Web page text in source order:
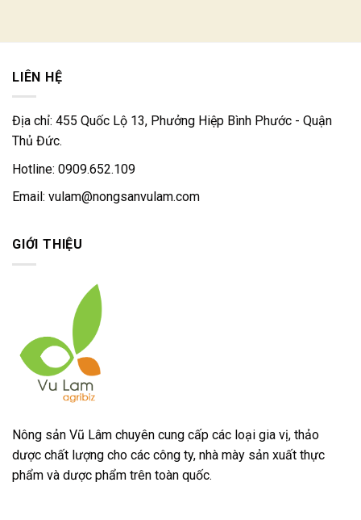
LIÊN HỆ
Địa chỉ: 455 Quốc Lộ 13, Phưởng Hiệp Bình Phước - Quận
Thủ Đức.
Hotline: 0909.652.109
Email: vulam@nongsanvulam.com
GIỚI THIỆU
Nông sản Vũ Lâm chuyên cung cấp các loại gia vị, thảo
dược chất lượng cho các công ty, nhà mày sản xuất thực
phẩm và dược phẩm trên toàn quốc.